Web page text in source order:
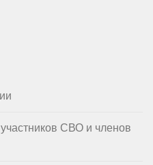
СВО и членов